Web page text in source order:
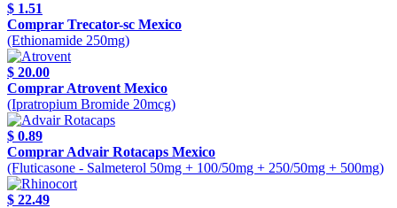
$ 1.51
Comprar Trecator-sc Mexico
(Ethionamide 250mg)
$ 20.00
Comprar Atrovent Mexico
(Ipratropium Bromide 20mcg)
$ 0.89
Comprar Advair Rotacaps Mexico
(Fluticasone - Salmeterol 50mg + 100/50mg + 250/50mg + 500mg)
$ 22.49